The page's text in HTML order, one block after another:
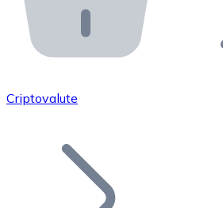
API Bitnovo
Integra la nostra API nel tuo
Unisciti alla nostra rete di
Aggiungi il token del tuo
Criptovalute